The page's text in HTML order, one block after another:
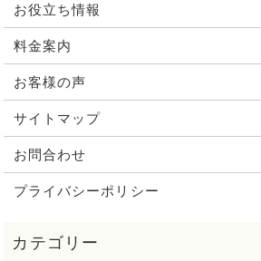
お役立ち情報
料金案内
お客様の声
サイトマップ
お問合わせ
プライバシーポリシー